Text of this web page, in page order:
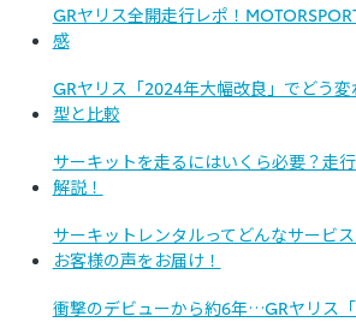
GRヤリス全開走行レポ！
感
GRヤリス「2024年大幅改良」でどう
型と比較
サーキットを走るにはいくら必要？走
解説！
サーキットレンタルってどんなサービ
お客様の声をお届け！
衝撃のデビューから約6年…GRヤリス